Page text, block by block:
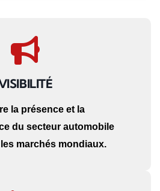
la présence et la
du secteur automobile
marchés mondiaux.